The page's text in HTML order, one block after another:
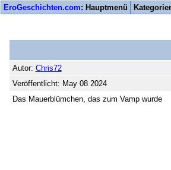
EroGeschichten.com: Hauptmenü
Autor: Chris72
Veröffentlicht: May 08 2024
Das Mauerblümchen, das zum Vamp wurde